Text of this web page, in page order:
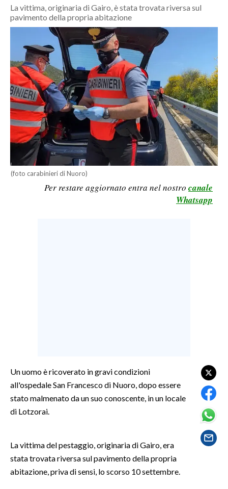
CRONACA
MONDO
POLITICA
ECONOMIA
SERVIZI ALLE IMPRESE
LAVORO
BANDI
SPORT IN SARDEGNA
SPETTACOLI
GOSSIP
SARDEGNA TURISMO
La vittima, originaria di Gairo, è stata trovata riversa sul
pavimento della propria abitazione
(foto carabinieri di Nuoro)
Per restare aggiornato entra nel nostro canale
Whatsapp
Un uomo è ricoverato in gravi condizioni
all'ospedale San Francesco di Nuoro, dopo essere
stato malmenato da un suo conoscente, in un locale
di Lotzorai.
La vittima del pestaggio, originaria di Gairo, era
stata trovata riversa sul pavimento della propria
abitazione, priva di sensi, lo scorso 10 settembre.